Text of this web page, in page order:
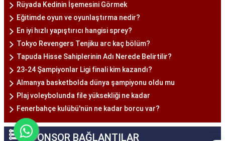
Rüyada Kedinin İşemesini Görmek
Eğitimde oyun ve oyunlaştırma nedir?
En iyi hızlı yapıştırıcı hangisi sprey?
Tokyo Revengers Tenjiku arc kaç bölüm?
Tapuda Hisse Sahiplerinin Adı Nerede Belirtilir?
23-24 Şampiyonlar Ligi finali kim kazandı?
Almanya basketbolda dünya şampiyonu oldu mu
Plaj voleybolunda file yüksekliği ne kadar
Fenerbahçe kulübü'nün ne kadar borcu var?
SPONSOR BAĞLANTILAR